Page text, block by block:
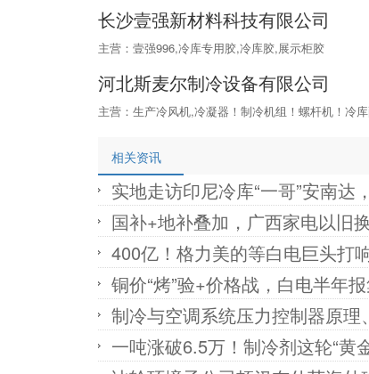
长沙壹强新材料科技有限公司
主营：壹强996,冷库专用胶,冷库胶,展示柜胶
河北斯麦尔制冷设备有限公司
主营：生产冷风机,冷凝器！制冷机组！螺杆机！冷
相关资讯
实地走访印尼冷库“一哥”安南达
国补+地补叠加，广西家电以旧
400亿！格力美的等白电巨头打
铜价“烤”验+价格战，白电半年报
制冷与空调系统压力控制器原
一吨涨破6.5万！制冷剂这轮“黄